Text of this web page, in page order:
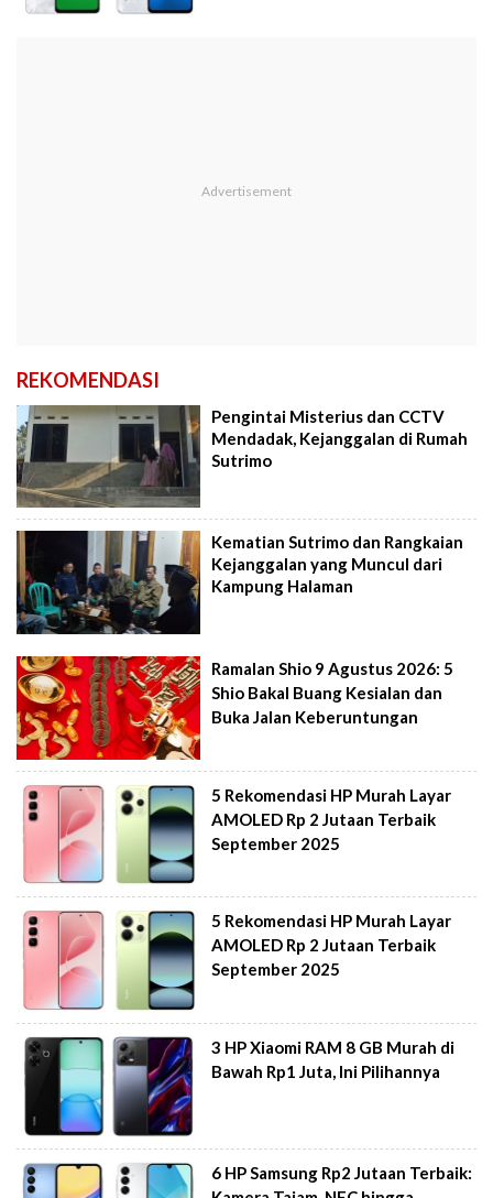
REKOMENDASI
Pengintai Misterius dan CCTV
Mendadak, Kejanggalan di Rumah
Sutrimo
Kematian Sutrimo dan Rangkaian
Kejanggalan yang Muncul dari
Kampung Halaman
Ramalan Shio 9 Agustus 2026: 5
Shio Bakal Buang Kesialan dan
Buka Jalan Keberuntungan
5 Rekomendasi HP Murah Layar
AMOLED Rp 2 Jutaan Terbaik
September 2025
5 Rekomendasi HP Murah Layar
AMOLED Rp 2 Jutaan Terbaik
September 2025
3 HP Xiaomi RAM 8 GB Murah di
Bawah Rp1 Juta, Ini Pilihannya
6 HP Samsung Rp2 Jutaan Terbaik: